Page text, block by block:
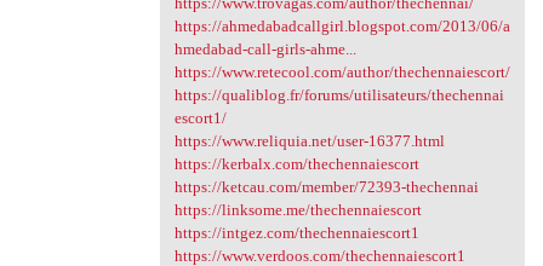
https://ahmedabadcallgirl.blogspot.com/2013/06/a
hmedabad-call-girls-ahme...
https://www.retecool.com/author/thechennaiescort/
https://qualiblog.fr/forums/utilisateurs/thechennai
escort1/
https://www.reliquia.net/user-16377.html
https://kerbalx.com/thechennaiescort
https://ketcau.com/member/72393-thechennai
https://linksome.me/thechennaiescort
https://intgez.com/thechennaiescort1
https://www.verdoos.com/thechennaiescort1